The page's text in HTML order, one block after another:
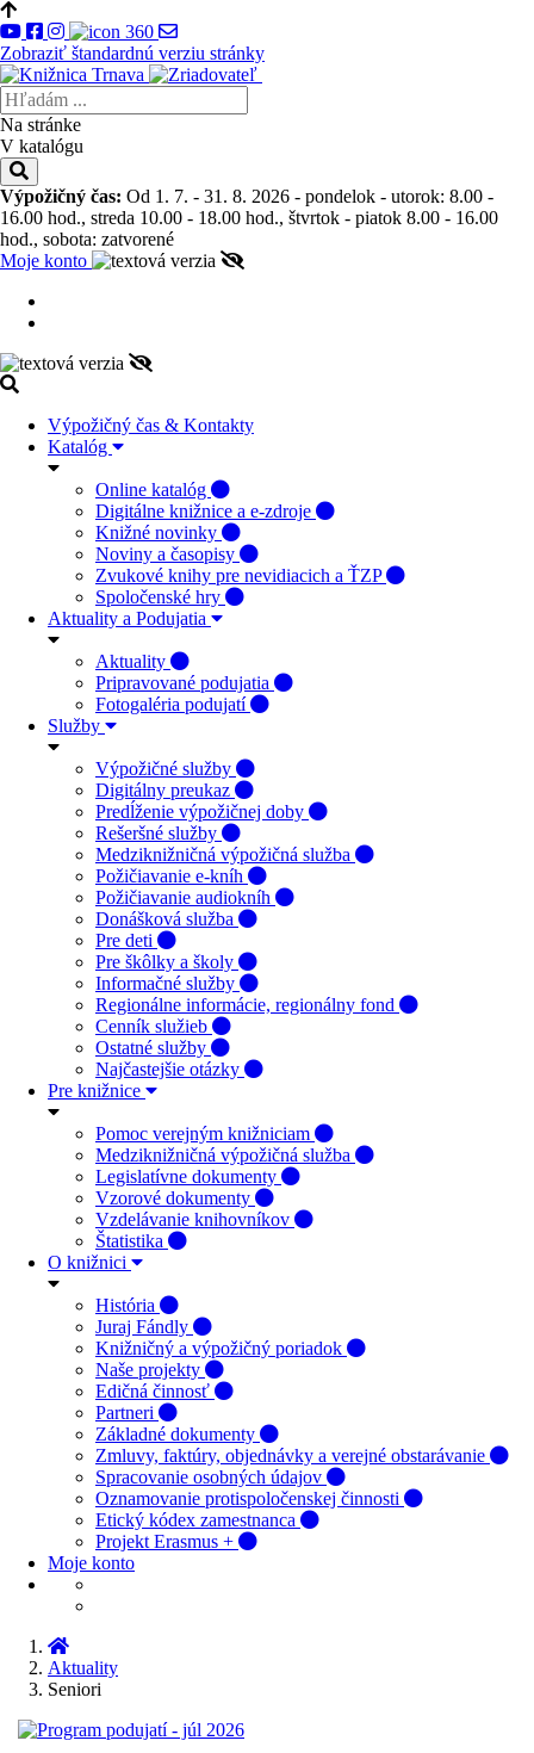
Zobraziť štandardnú verziu stránky
Na stránke
V katalógu
Výpožičný čas: Od 1. 7. - 31. 8. 2026 - pondelok - utorok: 8.00 -
16.00 hod., streda 10.00 - 18.00 hod., štvrtok - piatok 8.00 - 16.00
hod., sobota: zatvorené
Moje konto
Výpožičný čas & Kontakty
Katalóg
Online katalóg
Digitálne knižnice a e-zdroje
Knižné novinky
Noviny a časopisy
Zvukové knihy pre nevidiacich a ŤZP
Spoločenské hry
Aktuality a Podujatia
Aktuality
Pripravované podujatia
Fotogaléria podujatí
Služby
Výpožičné služby
Digitálny preukaz
Predĺženie výpožičnej doby
Rešeršné služby
Medziknižničná výpožičná služba
Požičiavanie e-kníh
Požičiavanie audiokníh
Donášková služba
Pre deti
Pre škôlky a školy
Informačné služby
Regionálne informácie, regionálny fond
Cenník služieb
Ostatné služby
Najčastejšie otázky
Pre knižnice
Pomoc verejným knižniciam
Medziknižničná výpožičná služba
Legislatívne dokumenty
Vzorové dokumenty
Vzdelávanie knihovníkov
Štatistika
O knižnici
História
Juraj Fándly
Knižničný a výpožičný poriadok
Naše projekty
Edičná činnosť
Partneri
Základné dokumenty
Zmluvy, faktúry, objednávky a verejné obstarávanie
Spracovanie osobných údajov
Oznamovanie protispoločenskej činnosti
Etický kódex zamestnanca
Projekt Erasmus +
Moje konto
Aktuality
Seniori